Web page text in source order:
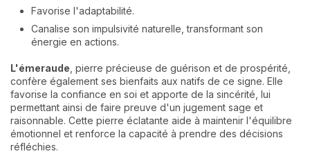
Favorise l'adaptabilité.
Canalise son impulsivité naturelle, transformant son
énergie en actions.
L'émeraude , pierre précieuse de guérison et de prospérité,
confère également ses bienfaits aux natifs de ce signe. Elle
favorise la confiance en soi et apporte de la sincérité, lui
permettant ainsi de faire preuve d'un jugement sage et
raisonnable. Cette pierre éclatante aide à maintenir l'équilibre
émotionnel et renforce la capacité à prendre des décisions
réfléchies.